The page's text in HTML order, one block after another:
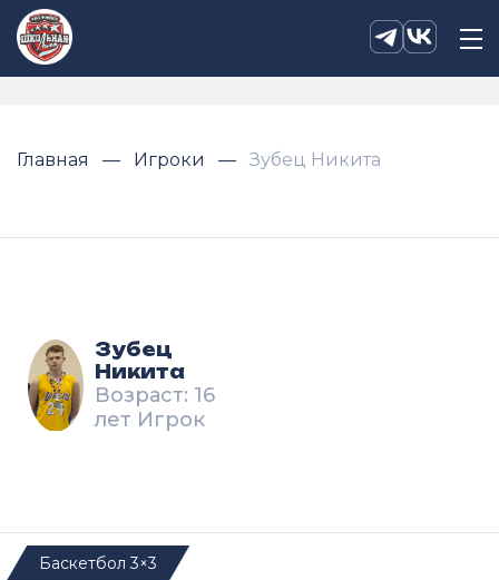
Главная Игроки Зубец Никита
Зубец
Никита
Возраст: 16
лет Игрок
Баскетбол 3×3